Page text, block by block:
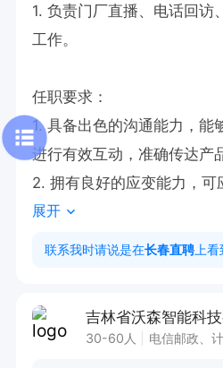
1. 负责门厂直播、电话回访
工作。
任职要求：
1. 具备出色的沟通能力，能
进行有效互动，准确传达产
2. 拥有良好的应变能力，可
种突发状况。
3. 语言表达流畅自然，吐字
直播销售工作。
展开
联系我时请说是在长春直聘 上
吉林省沃森智能科
30-60人 电信邮政、